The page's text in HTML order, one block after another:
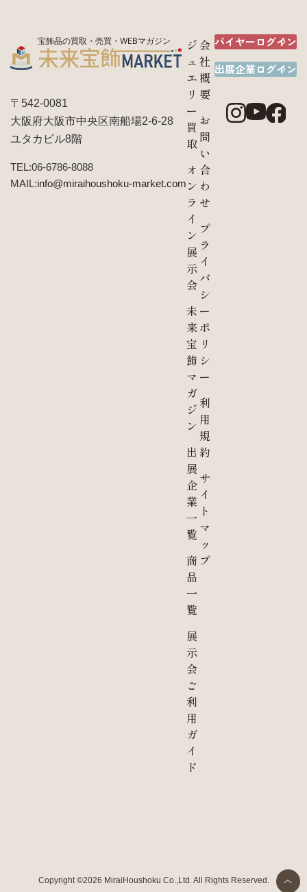
宝飾品の買取・売買・WEBマガジン
〒542-0081
大阪府大阪市中央区南船場2-6-28
ユタカビル8階
TEL:06-6786-8088
MAIL:info@miraihoushoku-market.com
ジ
ュ
エ
リ
ー
買
取
オ
ン
ラ
イ
ン
展
示
会
未
来
宝
飾
マ
ガ
ジ
ン
出
展
企
業
一
覧
商
品
一
覧
展
示
会
ご
利
用
ガ
イ
ド
会
社
概
要
お
問
い
合
わ
せ
プ
ラ
イ
バ
シ
ー
ポ
リ
シ
ー
利
用
規
約
サ
イ
ト
マ
ッ
プ
バイヤーログイン
出展企業ログイン
Copyright ©2026 MiraiHoushoku Co.,Ltd. All Rights Reserved.